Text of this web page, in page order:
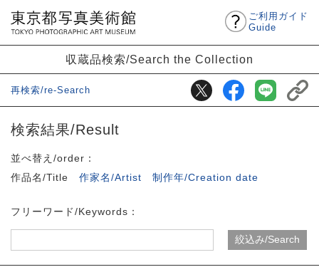
ご利用ガイド
Guide
収蔵品検索/Search the Collection
再検索/re-Search
検索結果/Result
並べ替え/order：
作品名/Title
作家名/Artist 制作年/Creation date
フリーワード/Keywords：